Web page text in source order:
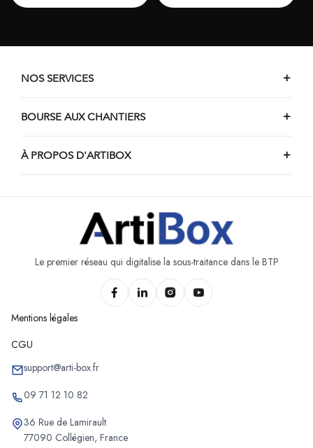
NOS SERVICES
BOURSE AUX CHANTIERS
À PROPOS D'ARTIBOX
Le premier réseau qui digitalise la sous-traitance dans le BTP
Mentions légales
CGU
support@arti-box.fr
09 71 12 10 82
36 Rue de Lamirault
77090 Collégien, France